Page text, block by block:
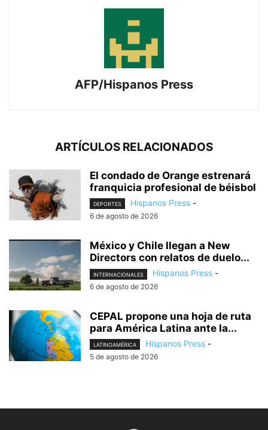
AFP/Hispanos Press
ARTÍCULOS RELACIONADOS
El condado de Orange estrenará
franquicia profesional de béisbol
DEPORTES Hispanos Press -
6 de agosto de 2026
México y Chile llegan a New
Directors con relatos de duelo...
INTERNACIONALES Hispanos Press -
6 de agosto de 2026
CEPAL propone una hoja de ruta
para América Latina ante la...
LATINOAMÉRICA Hispanos Press -
5 de agosto de 2026